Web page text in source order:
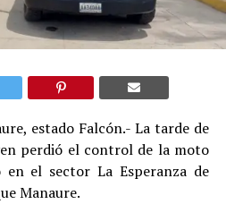
estado Falcón.- La tarde de
perdió el control de la moto
en el sector La Esperanza de
Manaure.